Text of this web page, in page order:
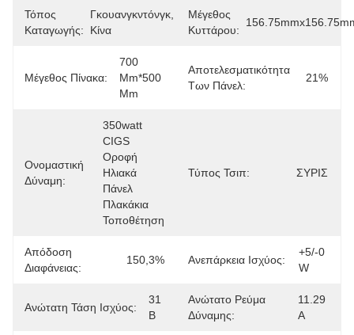
Τόπος
Καταγωγής:
Γκουανγκντόνγκ,
Κίνα
Μέγεθος
Κυττάρου:
Μέγεθος Πίνακα:
700
Mm*500
Mm
Αποτελεσματικότητα
Των Πάνελ:
21%
Ονομαστική
Δύναμη:
350watt
CIGS
Οροφή
Ηλιακά
Πάνελ
Πλακάκια
Τοποθέτηση
Τύπος Τσιπ: ΣΥΡΙΣ
Απόδοση
Διαφάνειας:
150,3% Ανεπάρκεια Ισχύος:
+5/-0
W
Ανώτατη Τάση Ισχύος:
31
Β
Ανώτατο Ρεύμα
Δύναμης:
11.29
Α